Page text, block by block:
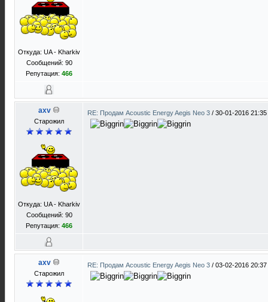
Откуда: UA - Kharkiv
Сообщений: 90
Репутация: 466
axv
Старожил
Откуда: UA - Kharkiv
Сообщений: 90
Репутация: 466
RE: Продам Acoustic Energy Aegis Neo 3 / 30-01-2016 21:35
axv
Старожил
RE: Продам Acoustic Energy Aegis Neo 3 / 03-02-2016 20:37